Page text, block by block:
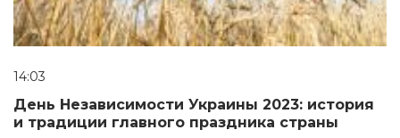
14:03
День Независимости Украины 2023: история
и традиции главного праздника страны